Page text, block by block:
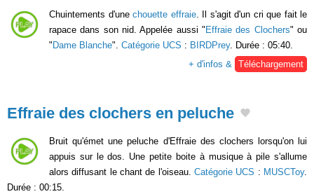
Chuintements d'une chouette effraie. Il s'agit d'un cri que fait le
rapace dans son nid. Appelée aussi "Effraie des Clochers" ou
"Dame Blanche". Catégorie UCS : BIRDPrey. Durée : 05:40.
+ d'infos &
Téléchargement
Effraie des clochers en peluche
Bruit qu'émet une peluche d'Effraie des clochers lorsqu'on lui
appuis sur le dos. Une petite boite à musique à pile s'allume
alors diffusant le chant de l'oiseau. Catégorie UCS : MUSCToy.
Durée : 00:15.